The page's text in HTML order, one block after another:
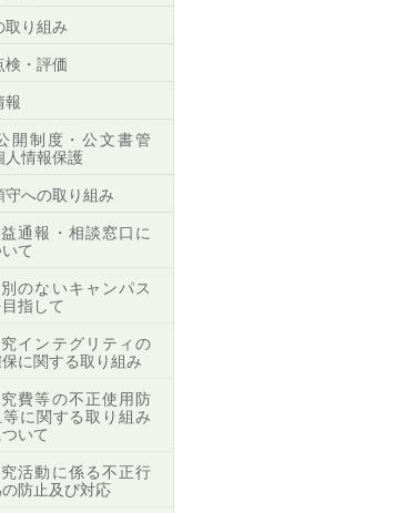
取り組み
検・評価
報
開制度・公文書管
人情報保護
守への取り組み
通報・相談窓口に
て
のないキャンパス
指して
インテグリティの
に関する取り組み
費等の不正使用防
等に関する取り組み
いて
活動に係る不正行
防止及び対応